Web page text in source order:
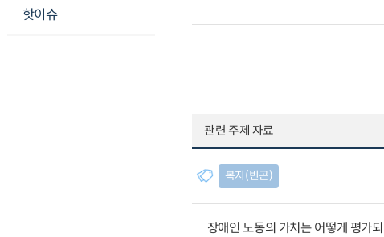
핫이슈
관련 주제 자료
복지(빈곤)
장애인 노동의 가치는 어떻게 평가